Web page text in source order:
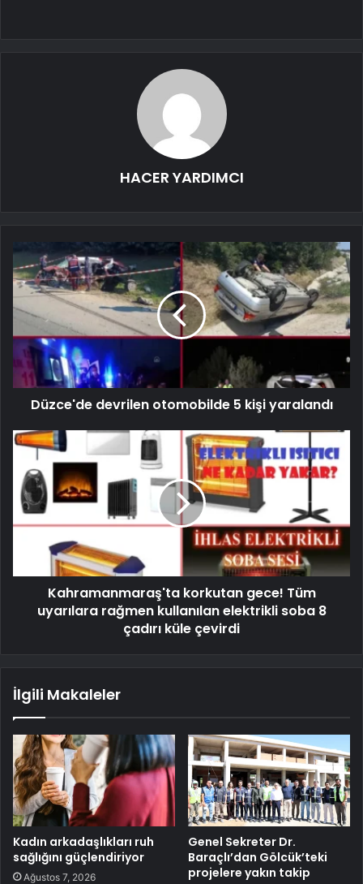
HACER YARDIMCI
Düzce'de devrilen otomobilde 5 kişi yaralandı
Kahramanmaraş'ta korkutan gece! Tüm
uyarılara rağmen kullanılan elektrikli soba 8
çadırı küle çevirdi
İlgili Makaleler
Kadın arkadaşlıkları ruh
sağlığını güçlendiriyor
Ağustos 7, 2026
Genel Sekreter Dr.
Baraçlı’dan Gölcük’teki
projelere yakın takip